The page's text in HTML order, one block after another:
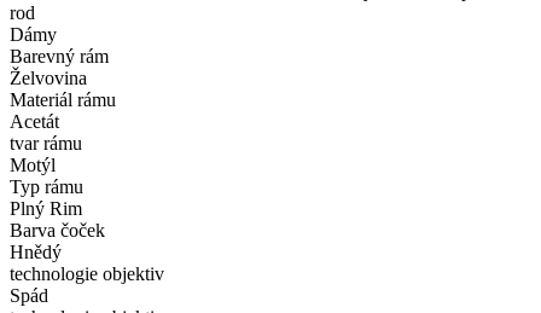
rod
Dámy
Barevný rám
Želvovina
Materiál rámu
Acetát
tvar rámu
Motýl
Typ rámu
Plný Rim
Barva čoček
Hnědý
technologie objektiv
Spád